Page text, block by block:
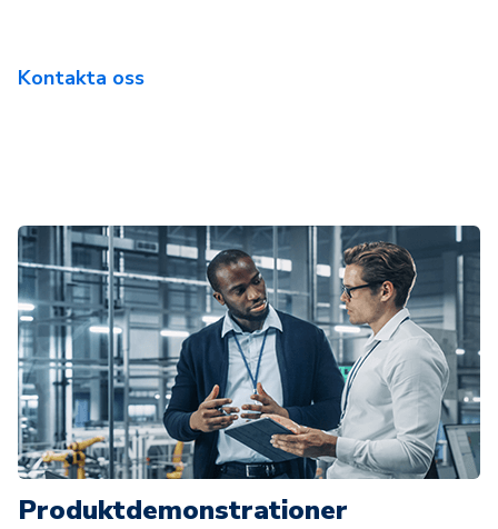
Kontakta oss
Produktdemonstrationer